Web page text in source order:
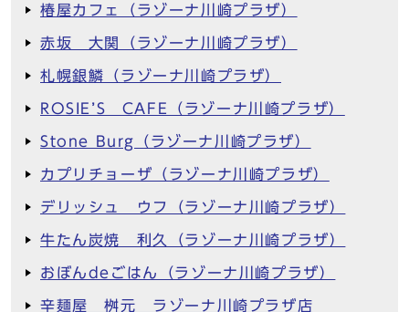
椿屋カフェ（ラゾーナ川崎プラザ）
赤坂 大関（ラゾーナ川崎プラザ）
札幌銀鱗（ラゾーナ川崎プラザ）
ROSIE’S CAFE（ラゾーナ川崎プラザ）
Stone Burg（ラゾーナ川崎プラザ）
カプリチョーザ（ラゾーナ川崎プラザ）
デリッシュ ウフ（ラゾーナ川崎プラザ）
牛たん炭焼 利久（ラゾーナ川崎プラザ）
おぼんdeごはん（ラゾーナ川崎プラザ）
辛麺屋 桝元 ラゾーナ川崎プラザ店